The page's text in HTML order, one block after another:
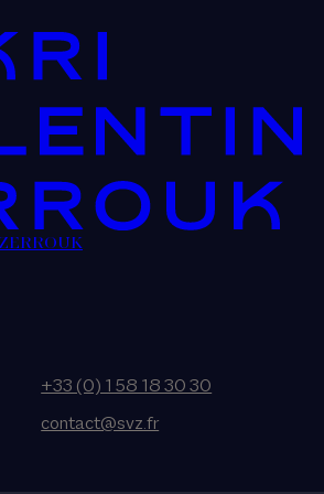
+33 (0) 1 58 18 30 30
contact@svz.fr